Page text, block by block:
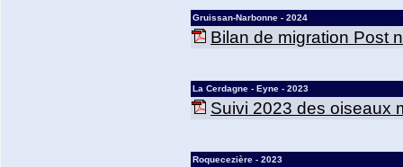
Gruissan-Narbonne - 2024
Bilan de migration Post
La Cerdagne - Eyne - 2023
Suivi 2023 des oiseaux
Roquecezière - 2023